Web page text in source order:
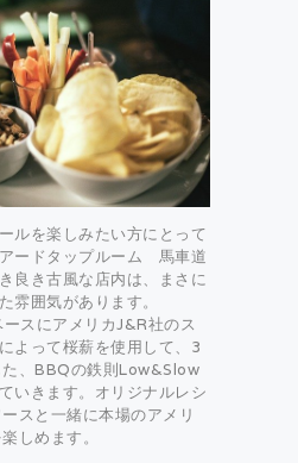
ルを楽しみたい方にとって
ードタップルーム 馬車道
良き古風な店内は、まさに
雰囲気があります。
スにアメリカJ&R社のス
よって桜薪を使用して、3
た、BBQの鉄則Low&Slow
いきます。オリジナルレシ
スと一緒に本場のアメリ
しめます。